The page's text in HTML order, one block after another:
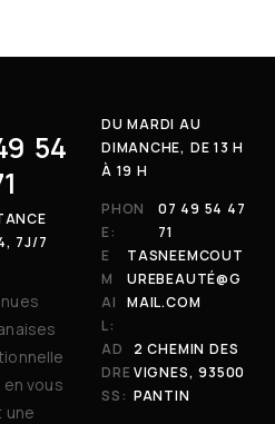
54
7J/7
vous
une
DU MARDI AU
DIMANCHE, DE 13 H
À 19 H
PHON
E:
07 49 54 47
71
E
M
AI
L:
TASNEEMCOUT
UREBEAUTÉ@G
MAIL.COM
AD
DRE
SS:
2 CHEMIN DES
VIGNES, 93500
PANTIN